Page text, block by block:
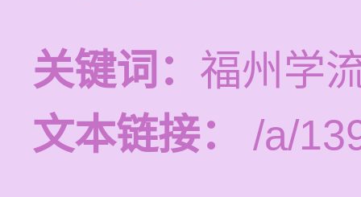
关键词： 福州学
文本链接：
/a/